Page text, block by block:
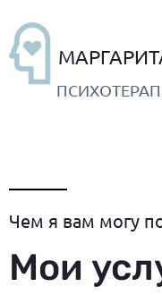
Чем я вам могу
Мои